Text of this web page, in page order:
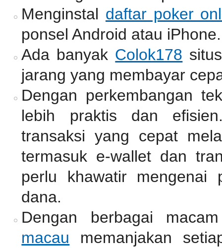
Menginstal daftar poker
ponsel Android atau iPhone.
Ada banyak Colok178
jarang yang membayar
Dengan perkembangan
lebih praktis dan
transaksi yang cepat
termasuk e-wallet dan
perlu khawatir mengenai
dana.
Dengan berbagai
macau memanjakan